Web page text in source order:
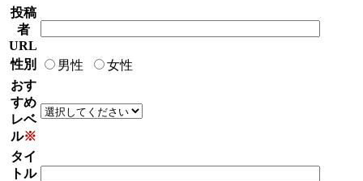
投稿
者
URL
性別
男性
女性
おす
すめ
レベ
ル※
タイ
トル